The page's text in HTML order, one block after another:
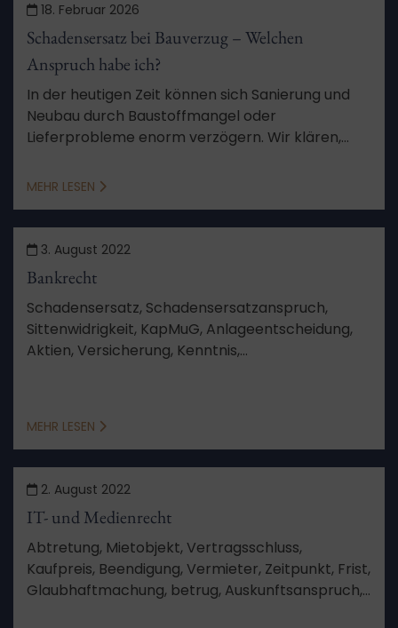
18. Februar 2026
Schadensersatz bei Bauverzug – Welchen
Anspruch habe ich?
In der heutigen Zeit können sich Sanierung und
Neubau durch Baustoffmangel oder
Lieferprobleme enorm verzögern. Wir klären,
Bauverzug haben.
MEHR LESEN
3. August 2022
Bankrecht
Schadensersatz, Schadensersatzanspruch,
Sittenwidrigkeit, KapMuG, Anlageentscheidung,
Aktien, Versicherung, Kenntnis,
MEHR LESEN
2. August 2022
IT- und Medienrecht
Abtretung, Mietobjekt, Vertragsschluss,
Kaufpreis, Beendigung, Vermieter, Zeitpunkt, Frist,
Glaubhaftmachung, betrug, Auskunftsanspruch,